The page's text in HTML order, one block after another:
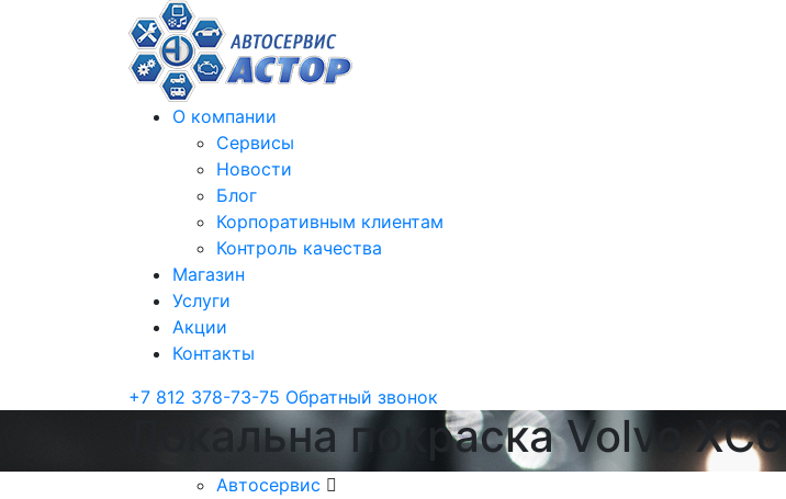
О компании
Сервисы
Новости
Блог
Корпоративным клиентам
Контроль качества
Магазин
Услуги
Акции
Контакты
+7 812 378-73-75 Обратный звонок
Локальна покраска Volvo XC60
Автосервис